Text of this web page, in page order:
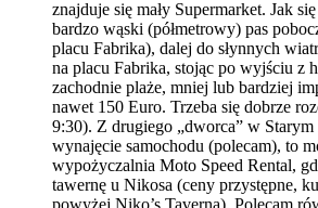
znajduje się mały Supermarket. Jak
bardzo wąski (półmetrowy) pas
placu Fabrika), dalej do słynnych
na placu Fabrika, stojąc po wyjściu z
zachodnie plaże, mniej lub bardziej
nawet 150 Euro. Trzeba się dobrze
9:30). Z drugiego „dworca” w
wynajęcie samochodu (polecam), to
wypożyczalnia Moto Speed Rental,
tawernę u Nikosa (ceny przystępne,
powyżej Niko’s Taverna). Polecam